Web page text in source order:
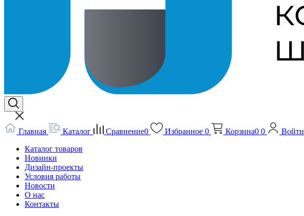
Главная Каталог Сравнение0 Избранное 0 Корзина0 0
Войти
Каталог товаров
Новинки
Дизайн-проекты
Условия работы
Новости
О нас
Контакты